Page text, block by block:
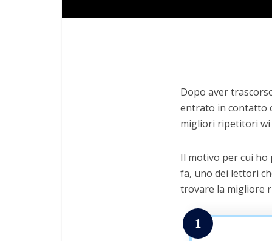
Dopo aver
entrato in contatto
migliori ripetitori wi
Il motivo per cui
fa, uno dei lettori
trovare la migliore
1